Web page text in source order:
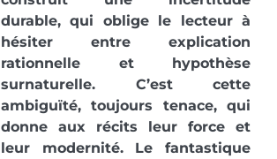
durable, qui oblige le lecteur à
hésiter entre explication
rationnelle et hypothèse
surnaturelle. C’est cette
ambiguïté, toujours tenace, qui
donne aux récits leur force et
leur modernité. Le fantastique